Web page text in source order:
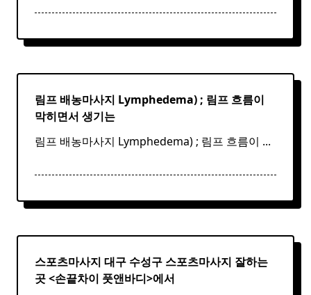
림프 배농마사지 Lymphedema) ; 림프 흐름이
막히면서 생기는
림프 배농마사지 Lymphedema) ; 림프 흐름이 ...
스포츠마사지 대구 수성구 스포츠마사지 잘하는
곳 <손끝차이 풋앤바디>에서